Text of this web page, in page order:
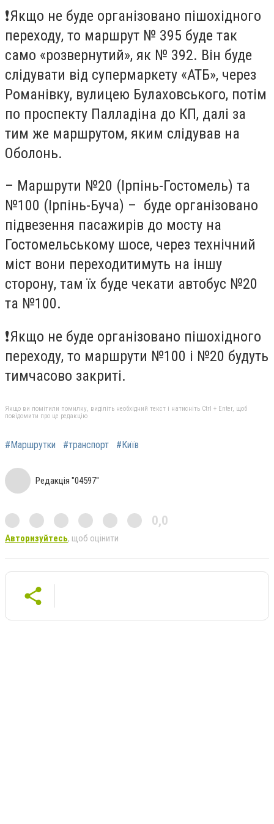
❗️Якщо не буде організовано пішохідного
переходу, то маршрут № 395 буде так
само «розвернутий», як № 392. Він буде
слідувати від супермаркету «АТБ», через
Романівку, вулицею Булаховського, потім
по проспекту Палладіна до КП, далі за
тим же маршрутом, яким слідував на
Оболонь.
– Маршрути №20 (Ірпінь-Гостомель) та
№100 (Ірпінь-Буча) – буде організовано
підвезення пасажирів до мосту на
Гостомельському шосе, через технічний
міст вони переходитимуть на іншу
сторону, там їх буде чекати автобус №20
та №100.
❗️Якщо не буде організовано пішохідного
переходу, то маршрути №100 і №20 будуть
тимчасово закриті.
Якщо ви помітили помилку, виділіть необхідний текст і натисніть Ctrl + Enter, щоб
повідомити про це редакцію
#Маршрутки #транспорт #Київ
Редакція "04597"
0,0
Авторизуйтесь, щоб оцінити